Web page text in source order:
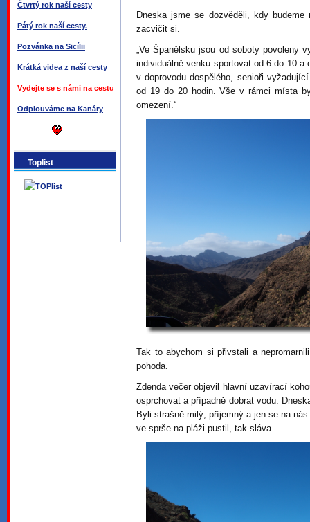
Čtvrtý rok naší cesty
Pátý rok naší cesty.
Pozvánka na Sicílii
Krátká videa z naší cesty
Vydejte se s námi na cestu
Odplouváme na Kanáry
Toplist
Dneska jsme se dozvěděli, kdy
zacvičit si.
„Ve Španělsku jsou od soboty povoleny
individuálně venku sportovat od 6 do 10
v doprovodu dospělého, senioři
od 19 do 20 hodin. Vše v rámci místa
omezení.“
Tak to abychom si přivstali a
pohoda.
Zdenda večer objevil hlavní uzavírací
osprchovat a případně dobrat vodu.
Byli strašně milý, příjemný a jen se na
ve sprše na pláži pustil, tak sláva.